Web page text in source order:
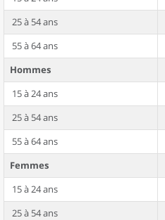
25 à 54 ans
55 à 64 ans
Hommes
15 à 24 ans
25 à 54 ans
55 à 64 ans
Femmes
15 à 24 ans
25 à 54 ans